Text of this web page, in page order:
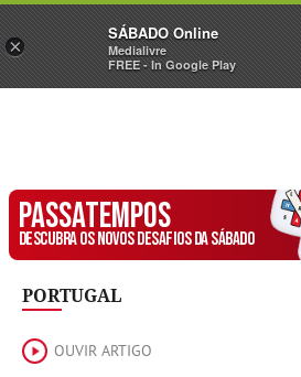
Sábado
PASSATEMPOS
DESCUBRA OS NOVOS DESAFIOS DA SÁBADO
PORTUGAL
OUVIR ARTIGO
×
SÁBADO Online
Medialivre
FREE - In Google Play